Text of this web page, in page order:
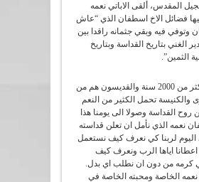
المقدس، ألقى الاباتي نعمه
فضائل الاخ اسطفان الذي “عاش
وتوفي فيه وبقي جثمانه راقدا بين
الغني بتاريخ القداسة وبتاريخ
الثمين”.
وقال: “منذ اكثر من 2000 سنة والقديسون هم من
والكنيسة تحمل الكثير من النعم
روح القداسة وصولا الى يومنا هذا
نعمه الذي نأمل ان تعلن قداسته
اليوم لربنا كي نعرف كيف نستعمل
اعطانا اياها الرب ونعرف كيف
كرمه من دون ان نطلب اي بدل.
الخاصة ومحبته الخاصة في